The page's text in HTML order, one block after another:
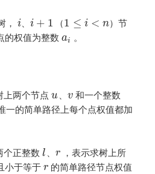
， i、i + 1 （1 ≤ i < n）节
的权值为整数 ai 。
上两个节点u 、 v和一个整数
一的简单路径上每个点权值都加
个正整数l 、 r，表示求树上所
小于等于 r 的简单路径节点权值